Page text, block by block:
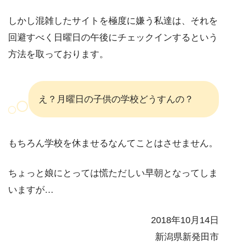
しかし混雑したサイトを極度に嫌う私達は、それを
回避すべく日曜日の午後にチェックインするという
方法を取っております。
え？月曜日の子供の学校どうすんの？
もちろん学校を休ませるなんてことはさせません。
ちょっと娘にとっては慌ただしい早朝となってしま
いますが…
2018年10月14日
新潟県新発田市